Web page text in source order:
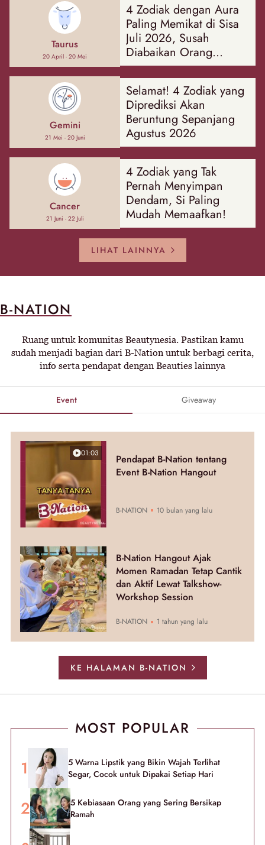
Taurus
20 April - 20 Mei
4 Zodiak dengan Aura
Paling Memikat di Sisa
Juli 2026, Susah
Diabaikan Orang
Sekitar!
Gemini
21 Mei - 20 Juni
Selamat! 4 Zodiak yang
Diprediksi Akan
Beruntung Sepanjang
Agustus 2026
Cancer
21 Juni - 22 Juli
4 Zodiak yang Tak
Pernah Menyimpan
Dendam, Si Paling
Mudah Memaafkan!
LIHAT LAINNYA
B-NATION
Ruang untuk komunitas Beautynesia. Pastikan kamu
sudah menjadi bagian dari B-Nation untuk berbagi cerita,
info serta pendapat dengan Beauties lainnya
Event Giveaway
01:03
Pendapat B-Nation tentang
Event B-Nation Hangout
B-NATION 10 bulan yang lalu
B-Nation Hangout Ajak
Momen Ramadan Tetap Cantik
dan Aktif Lewat Talkshow-
Workshop Session
B-NATION 1 tahun yang lalu
KE HALAMAN B-NATION
MOST POPULAR
5 Warna Lipstik yang Bikin Wajah Terlihat
Segar, Cocok untuk Dipakai Setiap Hari
5 Kebiasaan Orang yang Sering Bersikap
Ramah